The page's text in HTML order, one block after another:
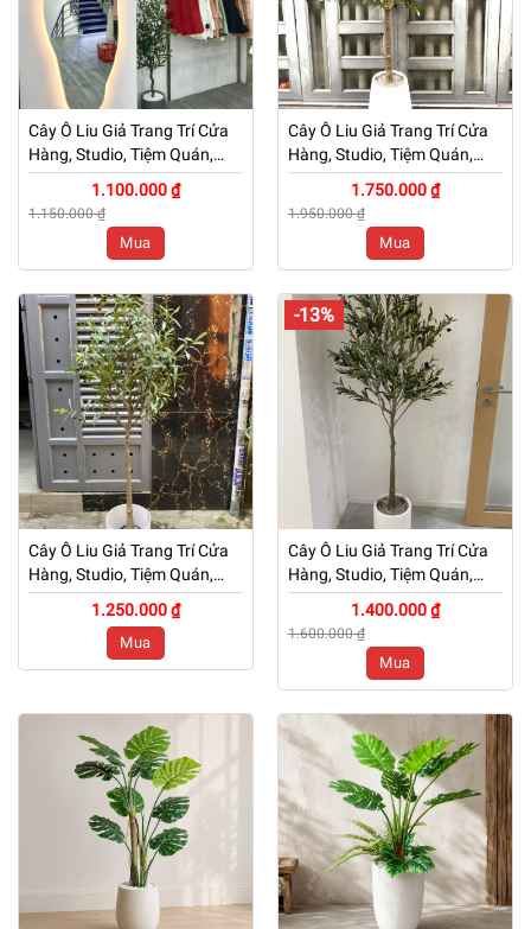
Cây Ô Liu Giả Trang Trí Cửa
Hàng, Studio, Tiệm Quán,
Văn Phòng, Nhà Cửa – Cao
120cm – Mã: PN-CG006
1.100.000 ₫
1.150.000 ₫
Mua
Cây Ô Liu Giả Trang Trí Cửa
Hàng, Studio, Tiệm Quán,
Văn Phòng, Nhà Cửa – Cao
150cm – Mã: PN-CG006
1.750.000 ₫
1.950.000 ₫
Mua
Cây Ô Liu Giả Trang Trí Cửa
Hàng, Studio, Tiệm Quán,
Văn Phòng, Nhà Cửa – Cao
160cm – Mã: PN-CG006
1.250.000 ₫
Mua
-13%
Cây Ô Liu Giả Trang Trí Cửa
Hàng, Studio, Tiệm Quán,
Văn Phòng, Nhà Cửa – Cao
160cm – Mã: PN-CG006
1.400.000 ₫
1.600.000 ₫
Mua